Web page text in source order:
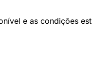
e as condições